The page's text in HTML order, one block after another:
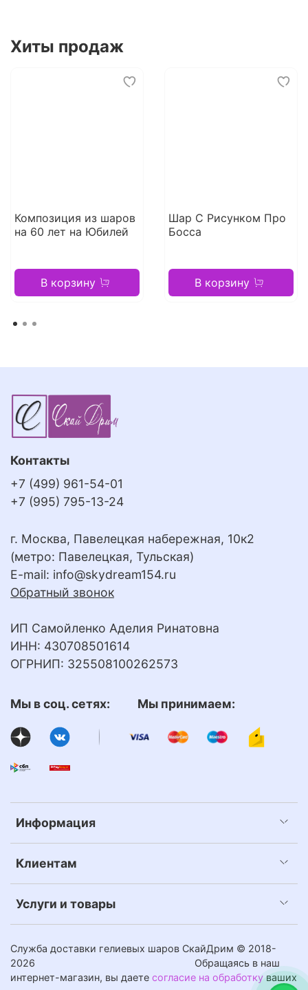
Хиты продаж
Композиция из шаров
на 60 лет на Юбилей
В корзину
Шар С Рисунком Про
Босса
В корзину
Информация
Клиентам
Услуги и товары
Контакты
+7 (499) 961-54-01
+7 (995) 795-13-24
г. Москва, Павелецкая набережная, 10к2
(метро: Павелецкая, Тульская)
E-mail: info@skydream154.ru
Обратный звонок
ИП Самойленко Аделия Ринатовна
ИНН: 430708501614
ОГРНИП: 325508100262573
Мы в соц. сетях: Мы принимаем:
Служба доставки гелиевых шаров СкайДрим © 2018-
2026 Обращаясь в наш
интернет-магазин, вы даете согласие на обработку ваших